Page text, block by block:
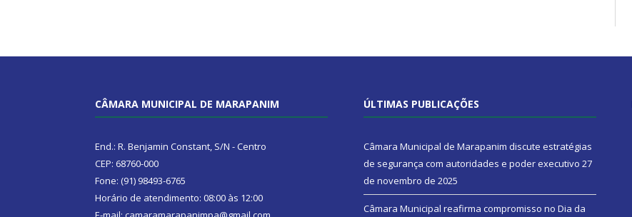
CÂMARA MUNICIPAL DE MARAPANIM
End.: R. Benjamin Constant, S/N - Centro
CEP: 68760-000
Fone: (91) 98493-6765
Horário de atendimento: 08:00 às 12:00
ÚLTIMAS PUBLICAÇÕES
Câmara Municipal de Marapanim discute estratégias
de segurança com autoridades e poder executivo 27
de novembro de 2025
Câmara Municipal reafirma compromisso no Dia da